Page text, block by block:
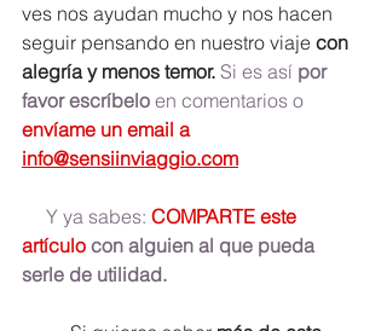
ves nos ayudan mucho y nos hacen
seguir pensando en nuestro viaje con
alegría y menos temor. Si es así por
favor escríbelo en comentarios o
envíame un email a
info@sensiinviaggio.com
Y ya sabes: COMPARTE este
artículo con alguien al que pueda
serle de utilidad.